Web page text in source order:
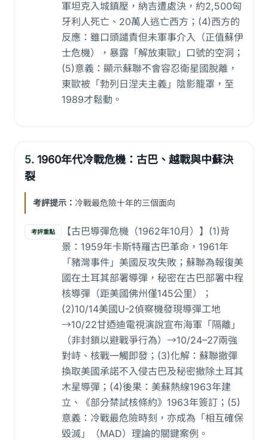
軍坦克入城鎮壓，納吉遭處決，約2,500匈
牙利人死亡、20萬人逃亡西方；(4)西方的
反應：雖口頭譴責但未軍事介入（正值蘇伊
士危機），暴露「解放東歐」口號的空洞；
(5)意義：顯示蘇聯不會容忍衛星國脫離，
東歐被「勃列日涅夫主義」陰影籠罩，至
1989才鬆動。
5. 1960年代冷戰危機：古巴、越戰與中蘇決
裂
考評提示： 冷戰最危險十年的三個面向
考評重點
【古巴導彈危機（1962年10月）】(1)背
景：1959年卡斯特羅古巴革命，1961年
「豬灣事件」美國反攻失敗；蘇聯為報復美
國在土耳其部署導彈，秘密在古巴部署中程
核導彈（距美國佛州僅145公里）；
(2)10/14美國U-2偵察機發現導彈工地
→10/22甘迺迪電視演說宣布海軍「隔離」
（非封鎖以避戰爭行為）→10/24–27兩強
對峙、核戰一觸即發；(3)化解：蘇聯撤彈
換取美國承諾不入侵古巴及秘密撤除土耳其
木星導彈；(4)後果：美蘇熱線1963年建
立、《部分禁試核條約》1963年簽訂；(5)
意義：冷戰最危險時刻，亦成為「相互確保
毀滅」（MAD）理論的關鍵案例。